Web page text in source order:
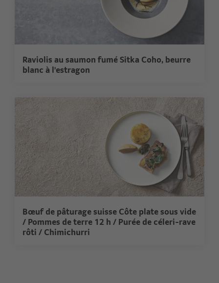
Raviolis au saumon fumé Sitka Coho, beurre
blanc à l'estragon
Bœuf de pâturage suisse Côte plate sous vide
/ Pommes de terre 12 h / Purée de céleri-rave
rôti / Chimichurri